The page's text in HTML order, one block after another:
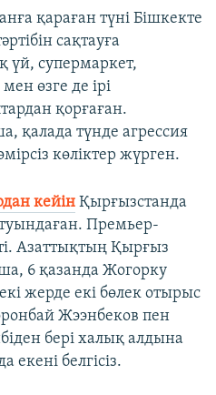
қараған түні Бішкекте
сақтауға
үй, супермаркет,
өзге де ірі
қорғаған.
қалада түнде агрессия
көліктер жүрген.
кейін Қырғызстанда
Премьер-
Азаттықтың Қырғыз
6 қазанда Жогорку
жерде екі бөлек отырыс
Жээнбеков пен
бері халық алдына
белгісіз.